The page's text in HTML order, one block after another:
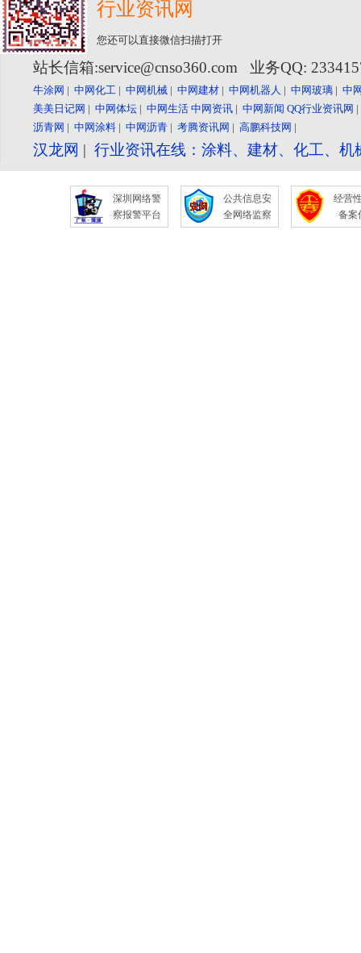
行业资讯网
您还可以直接微信扫描打开
站长信箱:service@cnso360.com 业务QQ:
牛涂网 | 中网化工 | 中网机械 | 中网建材 | 中网机器人 | 中网玻璃 | 中
美美日记网 | 中网体坛 | 中网生活 中网资讯 | 中网新闻 QQ行业资讯网
沥青网 | 中网涂料 | 中网沥青 | 考腾资讯网 | 高鹏科技网 |
汉龙网 | 行业资讯在线：涂料、建材、化工、
深圳网络警
察报警平台
公共信息安
全网络监察
经营
备案